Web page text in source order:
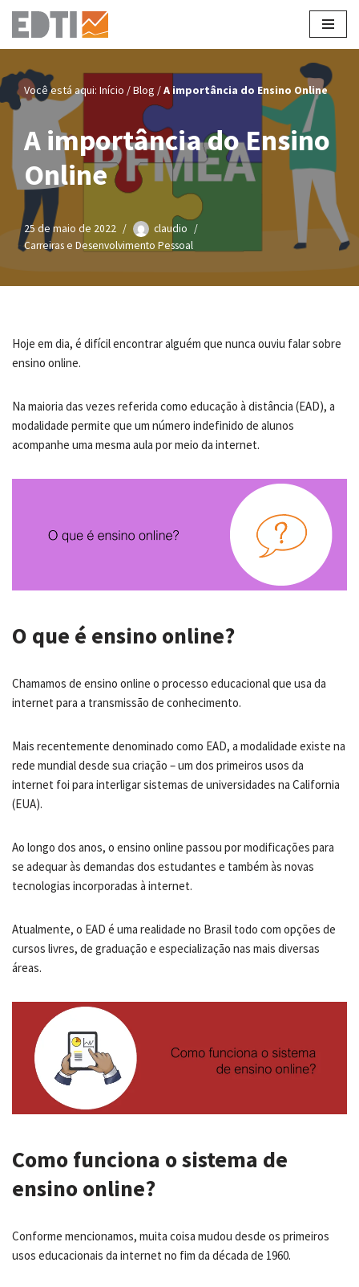
Pular
conteúdo
Você está aqui: Início /Blog /A importância do Ensino Online
A importância do Ensino
Online
25 de maio de 2022
claudio
Carreiras e Desenvolvimento Pessoal
Hoje em dia, é difícil encontrar alguém que nunca ouviu falar sobre
ensino online.
Na maioria das vezes referida como educação à distância (EAD), a
modalidade permite que um número indefinido de alunos
acompanhe uma mesma aula por meio da internet.
O que é ensino online?
Chamamos de ensino online o processo educacional que usa da
internet para a transmissão de conhecimento.
Mais recentemente denominado como EAD, a modalidade existe na
rede mundial desde sua criação – um dos primeiros usos da
internet foi para interligar sistemas de universidades na California
(EUA).
Ao longo dos anos, o ensino online passou por modificações para
se adequar às demandas dos estudantes e também às novas
tecnologias incorporadas à internet.
Atualmente, o EAD é uma realidade no Brasil todo com opções de
cursos livres, de graduação e especialização nas mais diversas
áreas.
Como funciona o sistema de
ensino online?
Conforme mencionamos, muita coisa mudou desde os primeiros
usos educacionais da internet no fim da década de 1960.